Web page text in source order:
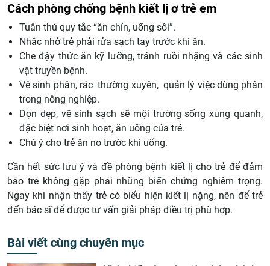
Cách phòng chống bệnh kiết lị ơ trẻ em
Tuân thủ quy tắc “ăn chín, uống sôi”.
Nhắc nhở trẻ phải rửa sạch tay trước khi ăn.
Che đậy thức ăn kỹ lưỡng, tránh ruồi nhặng và các sinh
vật truyền bệnh.
Vệ sinh phân, rác thường xuyên, quản lý việc dùng phân
trong nông nghiệp.
Dọn dẹp, vệ sinh sạch sẽ mội trường sống xung quanh,
đặc biệt nơi sinh hoạt, ăn uống của trẻ.
Chú ý cho trẻ ăn no trước khi uống.
Cần hết sức lưu ý và đề phòng bệnh kiết lị cho trẻ để đảm
bảo trẻ không gặp phải những biến chứng nghiêm trọng.
Ngay khi nhận thấy trẻ có biểu hiện kiết lị nặng, nên để trẻ
đến bác sĩ để được tư vấn giải pháp điều trị phù hợp.
Bài viết cùng chuyên mục